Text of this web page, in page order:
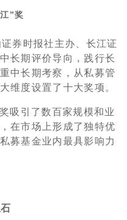
”奖
券时报社主办、长江证
长期评价导向，践行长
中长期考察，从私募管
维度设置了十大奖项。
吸引了数百家规模和业
在市场上形成了独特优
募基金业内最具影响力
石